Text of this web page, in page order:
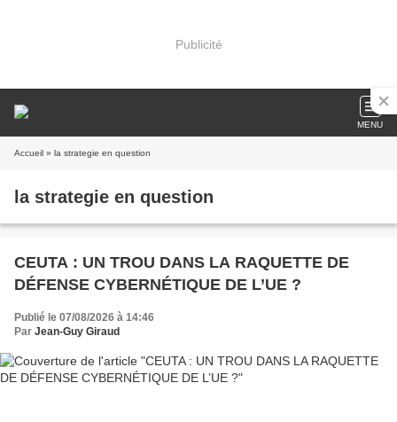
Publicité
MENU
Accueil » la strategie en question
la strategie en question
CEUTA : UN TROU DANS LA RAQUETTE DE
DÉFENSE CYBERNÉTIQUE DE L’UE ?
Publié le 07/08/2026 à 14:46
Par Jean-Guy Giraud